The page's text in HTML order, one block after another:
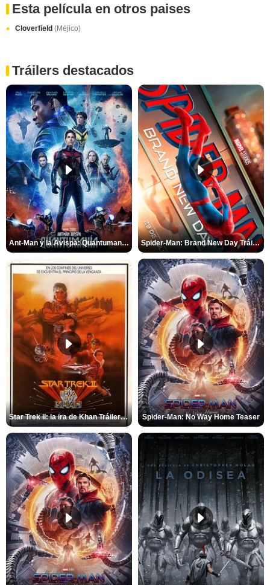
Esta película en otros paises
Cloverfield (Méjico)
Tráilers destacados
Ant-Man y la Avispa: Quantumanía Tráiler (2) Spider-Man: Brand New Day Tráiler (3)
Star Trek II: la ira de Khan Tráiler VO Spider-Man: No Way Home Teaser